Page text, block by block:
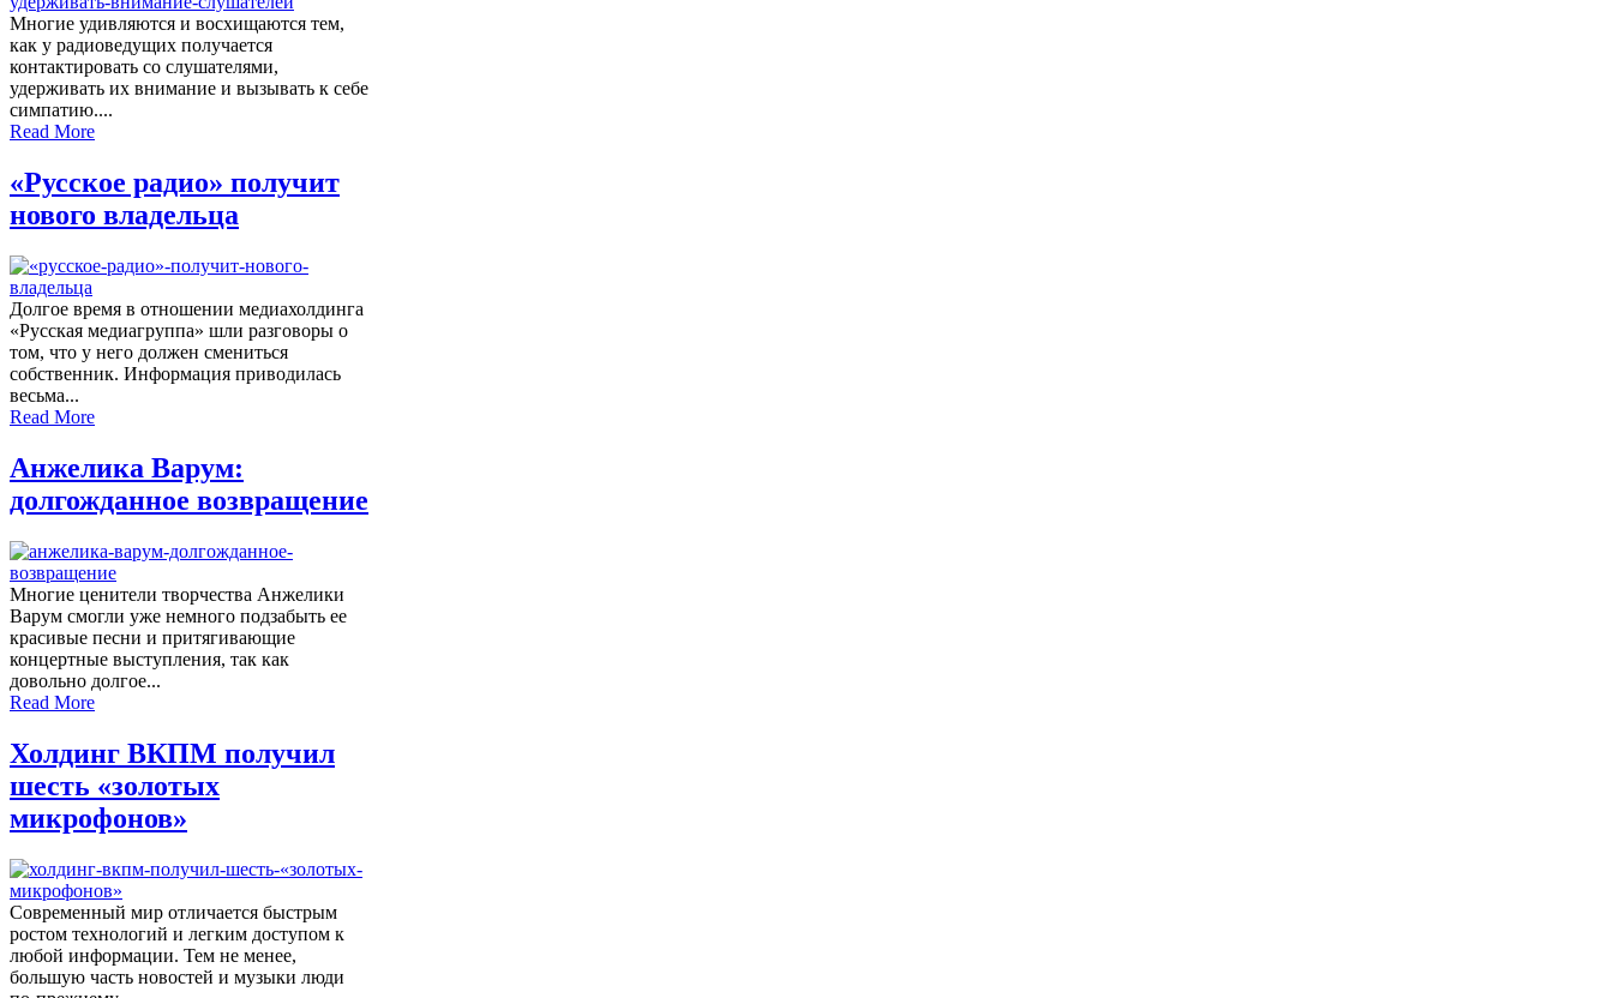
Многие удивляются и восхищаются тем,
как у радиоведущих получается
контактировать со слушателями,
удерживать их внимание и вызывать к себе
симпатию....
Read More
«Русское радио» получит
нового владельца
Долгое время в отношении медиахолдинга
«Русская медиагруппа» шли разговоры о
том, что у него должен смениться
собственник. Информация приводилась
весьма...
Read More
Анжелика Варум:
долгожданное возвращение
Многие ценители творчества Анжелики
Варум смогли уже немного подзабыть ее
красивые песни и притягивающие
концертные выступления, так как
довольно долгое...
Read More
Холдинг ВКПМ получил
шесть «золотых
микрофонов»
Современный мир отличается быстрым
ростом технологий и легким доступом к
любой информации. Тем не менее,
большую часть новостей и музыки люди